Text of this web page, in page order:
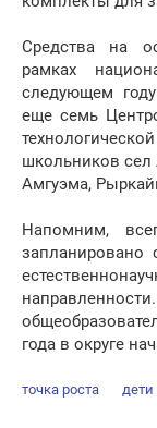
Средства на
рамках
следующем
еще семь
школьников сел
Амгуэма,
Напомним,
запланировано
года в округе
точка роста дети